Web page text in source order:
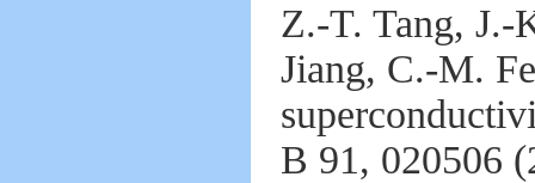
Z.-T. Tang,
Jiang, C.-M.
B 91, 020506